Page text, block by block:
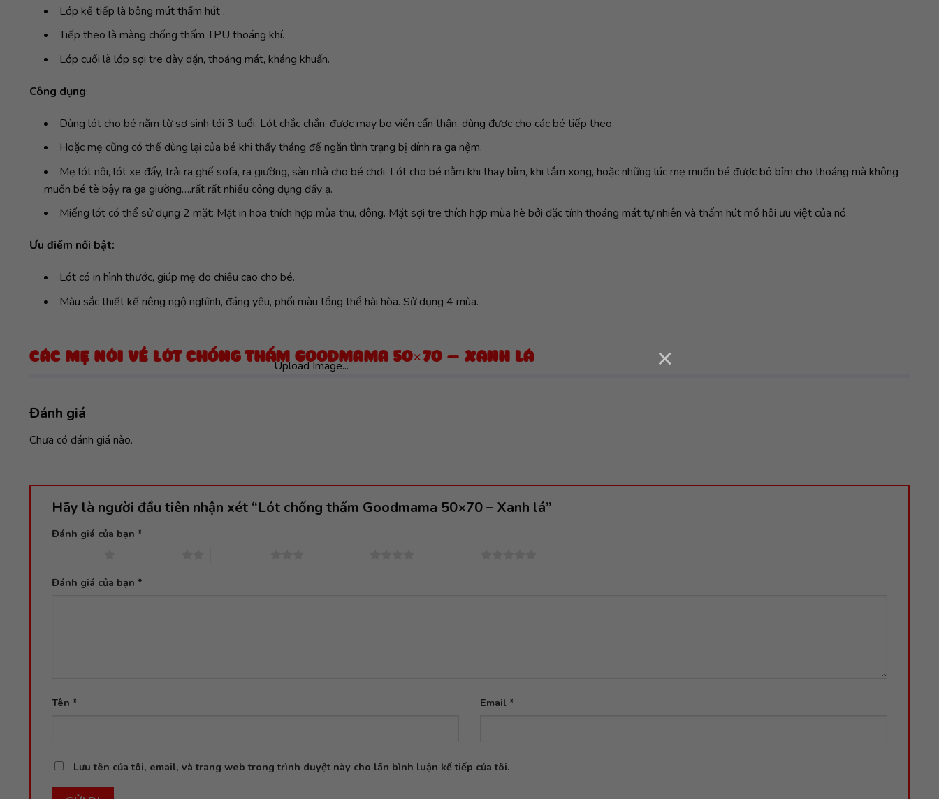
Upload Image... ×
Lớp kế tiếp là bông mút thấm hút .
Tiếp theo là màng chống thấm TPU thoáng khí.
Lớp cuối là lớp sợi tre dày dặn, thoáng mát, kháng khuẩn.
Công dụng:
Dùng lót cho bé nằm từ sơ sinh tới 3 tuổi. Lót chắc chắn, được may bo viền cẩn thận, dùng được cho các bé tiếp theo.
Hoặc mẹ cũng có thể dùng lại của bé khi thấy tháng để ngăn tình trạng bị dính ra ga nệm.
Mẹ lót nôi, lót xe đẩy, trải ra ghế sofa, ra giường, sàn nhà cho bé chơi. Lót cho bé nằm khi thay bỉm, khi tắm xong, hoặc những lúc mẹ muốn bé được bỏ bỉm cho thoáng mà không
muốn bé tè bậy ra ga giường….rất rất nhiều công dụng đấy ạ.
Miếng lót có thể sử dụng 2 mặt: Mặt in hoa thích hợp mùa thu, đông. Mặt sợi tre thích hợp mùa hè bởi đặc tính thoáng mát tự nhiên và thấm hút mồ hôi ưu việt của nó.
Ưu điểm nổi bật:
Lót có in hình thước, giúp mẹ đo chiều cao cho bé.
Màu sắc thiết kế riêng ngộ nghĩnh, đáng yêu, phối màu tổng thể hài hòa. Sử dụng 4 mùa.
CÁC MẸ NÓI VỀ LÓT CHỐNG THẤM GOODMAMA 50×70 – XANH LÁ
Đánh giá
Chưa có đánh giá nào.
Hãy là người đầu tiên nhận xét “Lót chống thấm Goodmama 50×70 – Xanh lá”
Đánh giá của bạn *
Đánh giá của bạn *
Tên * Email *
Lưu tên của tôi, email, và trang web trong trình duyệt này cho lần bình luận kế tiếp của tôi.